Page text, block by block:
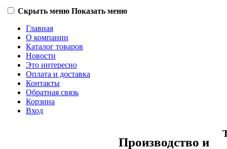
Скрыть меню Показать меню
Главная
О компании
Каталог товаров
Новости
Это интересно
Оплата и доставка
Контакты
Обратная связь
Корзина
Вход
Производство и